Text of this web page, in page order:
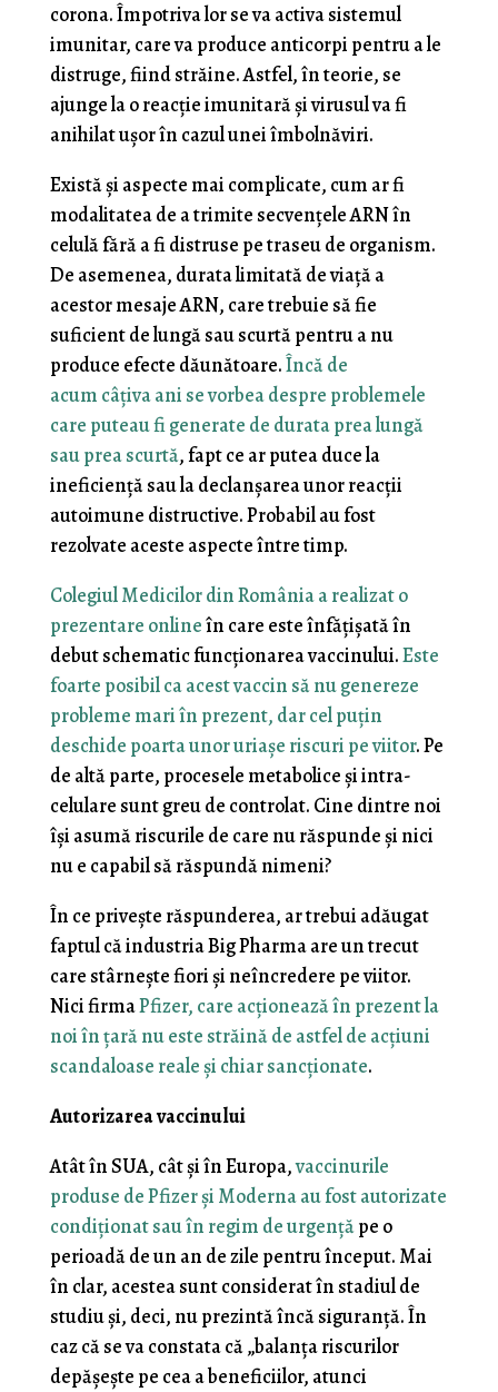
corona. Împotriva lor se va activa sistemul
imunitar, care va produce anticorpi pentru a le
distruge, fiind străine. Astfel, în teorie, se
ajunge la o reacție imunitară și virusul va fi
anihilat ușor în cazul unei îmbolnăviri.
Există și aspecte mai complicate, cum ar fi
modalitatea de a trimite secvențele ARN în
celulă fără a fi distruse pe traseu de organism.
De asemenea, durata limitată de viață a
acestor mesaje ARN, care trebuie să fie
suficient de lungă sau scurtă pentru a nu
produce efecte dăunătoare.Încă de
acum câțiva ani se vorbea despre problemele
care puteau fi generate de durata prea lungă
sau prea scurtă, fapt ce ar putea duce la
ineficiență sau la declanșarea unor reacții
autoimune distructive. Probabil au fost
rezolvate aceste aspecte între timp.
Colegiul Medicilor din România a realizat o
prezentare onlineîn care este înfățișată în
debut schematic funcționarea vaccinului.Este
foarte posibil ca acest vaccin să nu genereze
probleme mari în prezent, dar cel puțin
deschide poarta unor uriașe riscuri pe viitor. Pe
de altă parte, procesele metabolice și intra-
celulare sunt greu de controlat. Cine dintre noi
își asumă riscurile de care nu răspunde și nici
nu e capabil să răspundă nimeni?
În ce privește răspunderea, ar trebui adăugat
faptul că industria Big Pharma are un trecut
care stârnește fiori și neîncredere pe viitor.
Nici firmaPfizer, care acționează în prezent la
noi în țară nu este străină de astfel de acțiuni
scandaloase reale și chiar sancționate.
Autorizarea vaccinului
Atât în SUA, cât și în Europa,vaccinurile
produse de Pfizer și Moderna au fost autorizate
condiționat sau în regim de urgențăpe o
perioadă de un an de zile pentru început. Mai
în clar, acestea sunt considerat în stadiul de
studiu și, deci, nu prezintă încă siguranță. În
caz că se va constata că „balanța riscurilor
depășește pe cea a beneficiilor, atunci